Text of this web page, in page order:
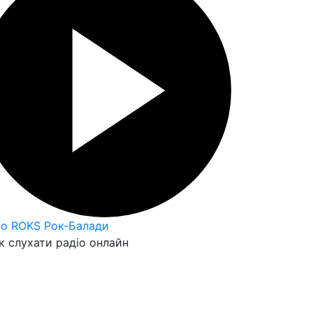
ROKS Рок-Балади
слухати радіо онлайн